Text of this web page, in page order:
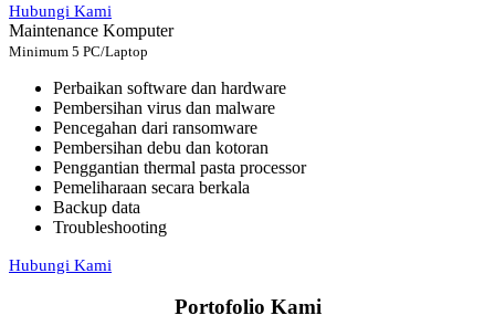
Hubungi Kami
Maintenance Komputer
Minimum 5 PC/Laptop
Perbaikan software dan hardware
Pembersihan virus dan malware
Pencegahan dari ransomware
Pembersihan debu dan kotoran
Penggantian thermal pasta processor
Pemeliharaan secara berkala
Backup data
Troubleshooting
Hubungi Kami
Portofolio Kami